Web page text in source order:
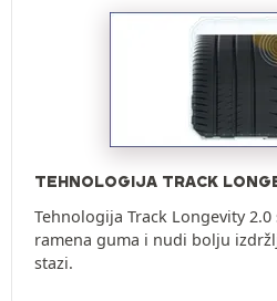
TEHNOLOGIJA TRACK
Tehnologija Track Longevity
ramena guma i nudi bolju
stazi.